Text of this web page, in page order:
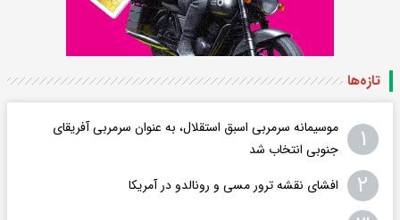
تازه‌ها
۱
موسیمانه سرمربی اسبق استقلال، به عنوان سرمربی آفریقای
جنوبی انتخاب شد
۲ افشای نقشه ترور مسی و رونالدو در آمریکا